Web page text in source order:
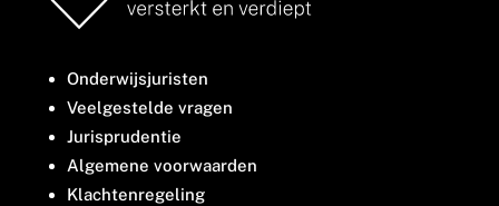
Onderwijsjuristen
Veelgestelde vragen
Jurisprudentie
Algemene voorwaarden
Klachtenregeling